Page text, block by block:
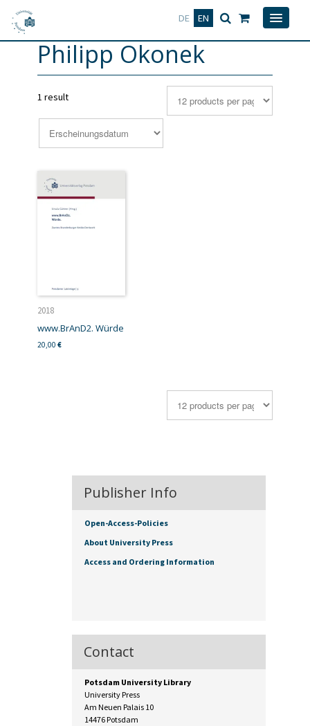
DE EN
Deutsch
Philipp Okonek
1 result
2018
www.BrAnD2. Würde
20,00 €
Publisher Info
Open-Access-Policies
About University Press
Access and Ordering Information
Contact
Potsdam University Library
University Press
Am Neuen Palais 10
14476 Potsdam